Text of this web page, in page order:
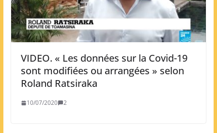
VIDEO. « Les données sur la Covid-19
sont modifiées ou arrangées » selon
Roland Ratsiraka
10/07/2020 2